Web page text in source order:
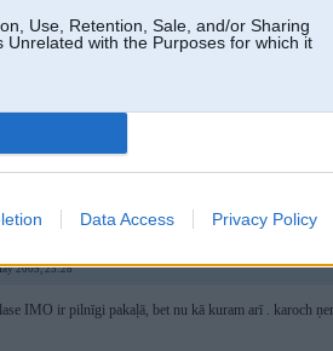
Use, Retention, Sale, and/or Sharing
Unrelated with the Purposes for which it
Data Access Privacy Policy
2009, 23:28
IMO ir pilnīgi pakaļā, bet nu kā kuram arī . karoch